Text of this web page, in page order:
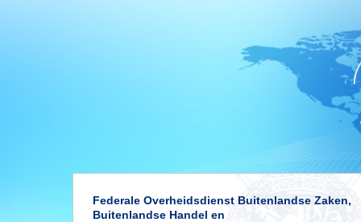
Federale Overheidsdienst Buitenlandse Zaken,
Buitenlandse Handel en